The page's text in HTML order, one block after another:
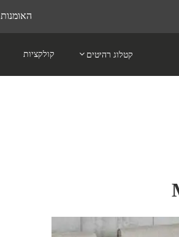
האומנות 20 א.ת. חדש נתניה
קטלוג רהיטים קולקציות